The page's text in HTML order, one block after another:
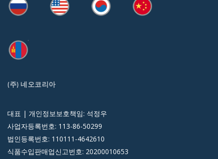
(주) 네오코리아
대표 | 개인정보보호책임: 석정우
사업자등록번호: 113-86-50299
법인등록번호: 110111-4642610
식품수입판매업신고번호: 20200010653